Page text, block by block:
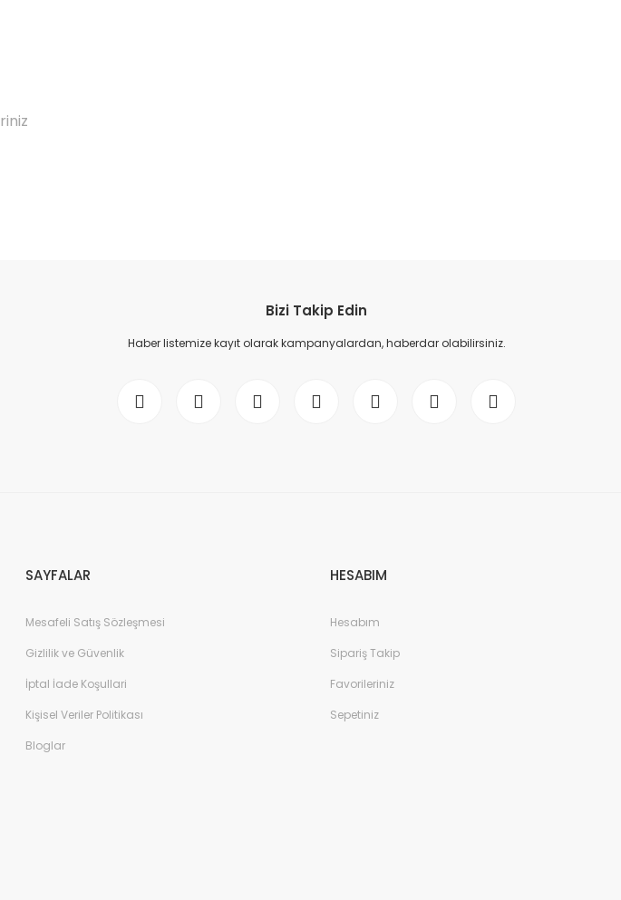
Bizi Takip Edin
Haber listemize kayıt olarak kampanyalardan, haberdar olabilirsiniz.
SAYFALAR
Mesafeli Satış Sözleşmesi
Gizlilik ve Güvenlik
İptal İade Koşullari
Kişisel Veriler Politikası
Bloglar
HESABIM
Hesabım
Sipariş Takip
Favorileriniz
Sepetiniz